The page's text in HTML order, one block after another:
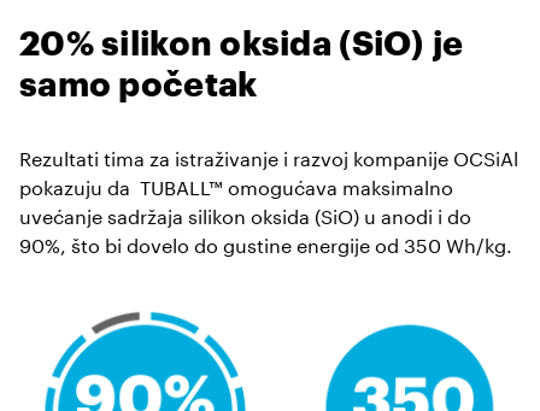
20% silikon oksida (SiO) je
samo početak
Rezultati tima za istraživanje i razvoj kompanije OCSiAl
pokazuju da TUBALL™ omogućava maksimalno
uvećanje sadržaja silikon oksida (SiO) u anodi i do
90%, što bi dovelo do gustine energije od 350 Wh/kg.